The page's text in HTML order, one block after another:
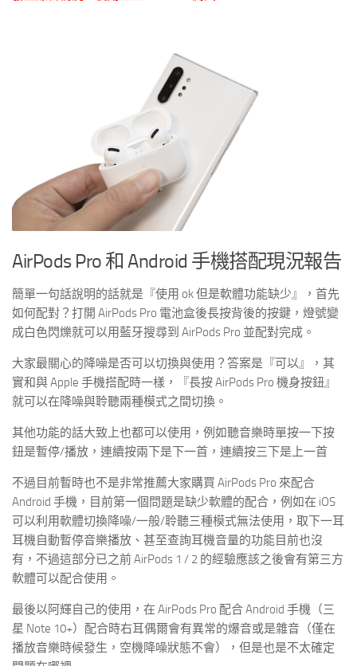
AirPods Pro 和 Android 手機搭配現況報告
簡單一句話說明的話就是『使用 ok 但是軟體功能缺少』，首先
如何配對？打開 AirPods Pro 電池盒後長按背後的按鍵，燈號變
成白色閃爍就可以用藍牙搜尋到 AirPods Pro 並配對完成。
大家最關心的降噪是否可以切換與使用？答案是『可以』，其
實和與 Apple 手機搭配時一樣，『長按 AirPods Pro 機身按鈕』
就可以在降噪與聆聽兩種模式之間切換。
其他功能的話大致上也都可以使用，例如聽音樂時單按一下按
鈕是暫停/播放，連續按兩下是下一首，連續按三下是上一首
不過目前暫時也不是非常推薦大家購買 AirPods Pro 來配合
Android 手機，目前第一個問題是缺少軟體的配合，例如在 iOS
可以利用軟體切換降噪/一般/聆聽三種模式無法使用，取下一耳
耳機自動暫停音樂播放、甚至查詢耳機音量的功能目前也沒
有，不過這部分已之前 AirPods 1 / 2 的經驗應該之後會有第三方
軟體可以配合使用。
最後以阿輝自己的使用，在 AirPods Pro 配合 Android 手機（三
星 Note 10+）配合時右耳偶爾會有異常的爆音或是雜音（僅在
播放音樂時候發生，空機降噪狀態不會），但是也是不太確定